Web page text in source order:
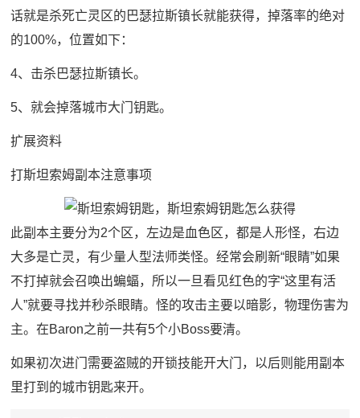
话就是杀死亡灵区的巴瑟拉斯镇长就能获得，掉落率的绝对
的100%，位置如下：
4、击杀巴瑟拉斯镇长。
5、就会掉落城市大门钥匙。
扩展资料
打斯坦索姆副本注意事项
此副本主要分为2个区，左边是血色区，都是人形怪，右边
大多是亡灵，有少量人型法师类怪。经常会刷新“眼睛”如果
不打掉就会召唤出蝙蝠，所以一旦看见红色的字“这里有活
人”就要寻找并秒杀眼睛。怪的攻击主要以暗影，物理伤害为
主。在Baron之前一共有5个小Boss要清。
如果初次进门需要盗贼的开锁技能开大门，以后则能用副本
里打到的城市钥匙来开。